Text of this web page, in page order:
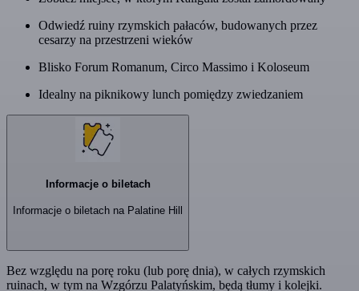
Odwiedź ruiny rzymskich pałaców, budowanych przez
cesarzy na przestrzeni wieków
Blisko Forum Romanum, Circo Massimo i Koloseum
Idealny na piknikowy lunch pomiędzy zwiedzaniem
Informacje o biletach
Informacje o biletach na Palatine Hill
Bez względu na porę roku (lub porę dnia), w całych rzymskich
ruinach, w tym na Wzgórzu Palatyńskim, będą tłumy i kolejki.